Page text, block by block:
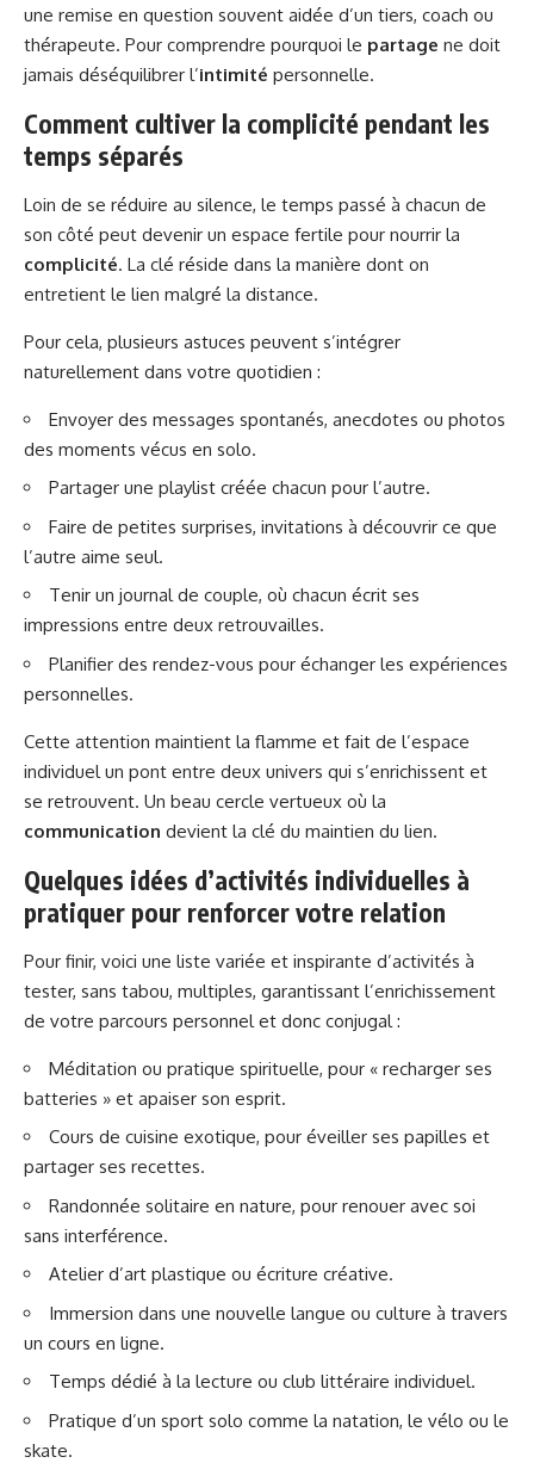
une remise en question souvent aidée d’un tiers, coach ou
thérapeute. Pour comprendre pourquoi le partage ne doit
jamais déséquilibrer l’intimité personnelle.
Comment cultiver la complicité pendant les
temps séparés
Loin de se réduire au silence, le temps passé à chacun de
son côté peut devenir un espace fertile pour nourrir la
complicité. La clé réside dans la manière dont on
entretient le lien malgré la distance.
Pour cela, plusieurs astuces peuvent s’intégrer
naturellement dans votre quotidien :
Envoyer des messages spontanés, anecdotes ou photos
des moments vécus en solo.
Partager une playlist créée chacun pour l’autre.
Faire de petites surprises, invitations à découvrir ce que
l’autre aime seul.
Tenir un journal de couple, où chacun écrit ses
impressions entre deux retrouvailles.
Planifier des rendez-vous pour échanger les expériences
personnelles.
Cette attention maintient la flamme et fait de l’espace
individuel un pont entre deux univers qui s’enrichissent et
se retrouvent. Un beau cercle vertueux où la
communication devient la clé du maintien du lien.
Quelques idées d’activités individuelles à
pratiquer pour renforcer votre relation
Pour finir, voici une liste variée et inspirante d’activités à
tester, sans tabou, multiples, garantissant l’enrichissement
de votre parcours personnel et donc conjugal :
Méditation ou pratique spirituelle, pour « recharger ses
batteries » et apaiser son esprit.
Cours de cuisine exotique, pour éveiller ses papilles et
partager ses recettes.
Randonnée solitaire en nature, pour renouer avec soi
sans interférence.
Atelier d’art plastique ou écriture créative.
Immersion dans une nouvelle langue ou culture à travers
un cours en ligne.
Temps dédié à la lecture ou club littéraire individuel.
Pratique d’un sport solo comme la natation, le vélo ou le
skate.